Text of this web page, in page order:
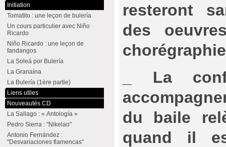
resteront
des
_ La
du baile
quand il
Initiation
Tomatito : une leçon de bulería
Un cours particulier avec Niño
Ricardo
Niño Ricardo : une leçon de
fandangos
La Soleá por Bulería
La Granaína
La Bulería (1ère partie)
Liens utiles
Nouveautés CD
La Sallago : « Antología »
Pedro Sierra : "Nikelao"
Antonio Fernández :
"Desvariaciones flamencas"